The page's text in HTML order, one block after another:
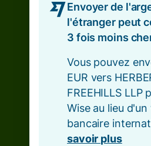
Envoyer de
l'étranger peut
3 fois moins
Vous pouvez
EUR vers
FREEHILLS LLP
Wise au lieu
bancaire
savoir plus